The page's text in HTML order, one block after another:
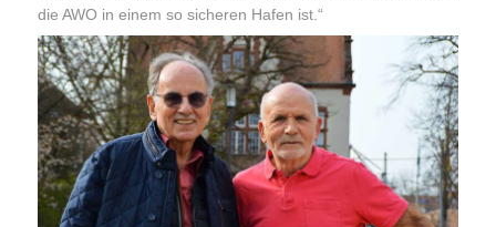
die AWO in einem so sicheren Hafen ist.“